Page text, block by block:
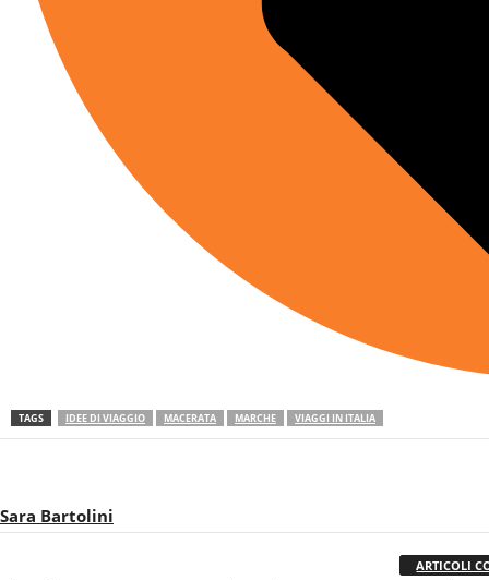
TAGS IDEE DI VIAGGIO MACERATA MARCHE VIAGGI IN ITALIA
Sara Bartolini
ARTICOLI